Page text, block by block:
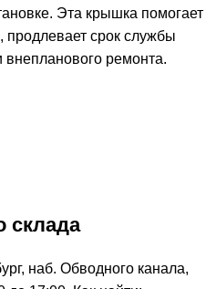
Эта крышка помогает
продлевает срок службы
внепланового ремонта.
склада
наб. Обводного канала,